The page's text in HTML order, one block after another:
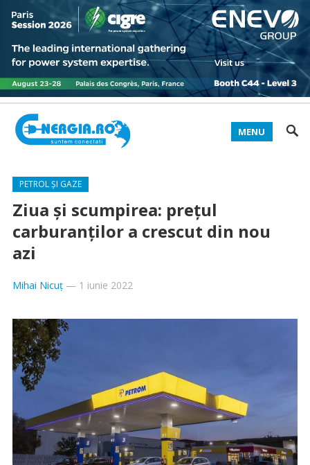
MENU
PETROL ȘI GAZE
Ziua și scumpirea: prețul
carburanților a crescut din nou
azi
Mihai Nicuț— 1 iunie 2022